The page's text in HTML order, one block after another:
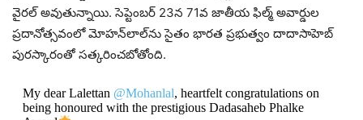
వైరల్ అవుతున్నాయి. సెప్టెంబర్ 23న 71వ జాతీయ ఫిల్మ్ అవార్డుల
ప్రదానోత్సవంలో మోహన్‌లాల్‌ను సైతం భారత ప్రభుత్వం దాదాసాహెబ్
పురస్కారంతో సత్కరించబోతోంది.
My dear Lalettan @Mohanlal, heartfelt congratulations on
being honoured with the prestigious Dadasaheb Phalke